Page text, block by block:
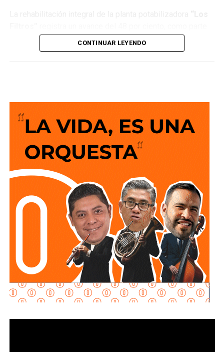
de los trabajos que realizaInterapas para modernizar una
de las principales fuentes de abastecimiento de agua
potable de la zona metropolitana.
ofrecer un servicio más confiable para miles de familias.
La semana pasada concluyeron los trabajos de
mantenimiento y restauración en los módulos donde se
lleva a cabo el proceso de potabilización del agua, para
continuar con la limpieza y mantenimiento integral de las
instalaciones de la planta.
La siguiente etapa contempla el equipamiento de los
tanques de floculación y sedimentación, donde las
partículas e impurezas que contiene el agua se agrupan y
posteriormente se depositan en el fondo, permitiendo
separar el agua más clara para que continúe con las
etapas de filtración y desinfección antes de su
distribución.
CONTINUAR LEYENDO